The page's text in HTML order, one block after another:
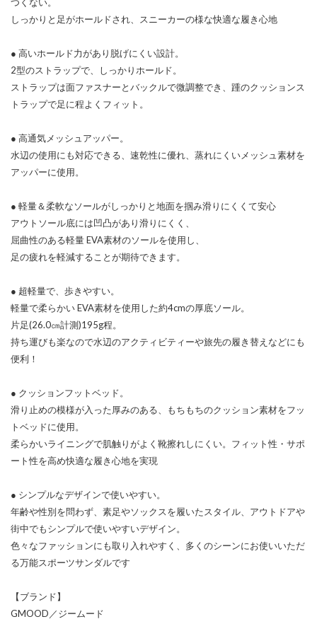
しっかりと足がホールドされ、スニーカーの様な快適な履き心地
● 高いホールド力があり脱げにくい設計。
2型のストラップで、しっかりホールド。
ストラップは面ファスナーとバックルで微調整でき、踵のクッションス
トラップで足に程よくフィット。
● 高通気メッシュアッパー。
水辺の使用にも対応できる、速乾性に優れ、蒸れにくいメッシュ素材を
アッパーに使用。
● 軽量＆柔軟なソールがしっかりと地面を掴み滑りにくくて安心
アウトソール底には凹凸があり滑りにくく、
屈曲性のある軽量 EVA素材のソールを使用し、
足の疲れを軽減することが期待できます。
● 超軽量で、歩きやすい。
軽量で柔らかい EVA素材を使用した約4cmの厚底ソール。
片足(26.0㎝計測)195g程。
持ち運びも楽なので水辺のアクティビティーや旅先の履き替えなどにも
便利！
● クッションフットベッド。
滑り止めの模様が入った厚みのある、もちもちのクッション素材をフッ
トベッドに使用。
柔らかいライニングで肌触りがよく靴擦れしにくい。フィット性・サポ
ート性を高め快適な履き心地を実現
● シンプルなデザインで使いやすい。
年齢や性別を問わず、素足やソックスを履いたスタイル、アウトドアや
街中でもシンプルで使いやすいデザイン。
色々なファッションにも取り入れやすく、多くのシーンにお使いいただ
る万能スポーツサンダルです
【ブランド】
GMOOD／ジームード